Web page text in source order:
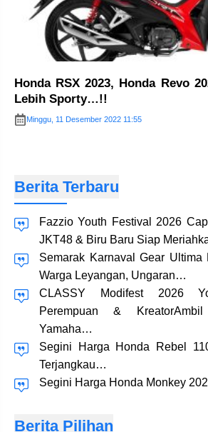
Honda RSX 2023, Honda Revo
Lebih Sporty…!!
Minggu, 11 Desember 2022 11:55
Berita Terbaru
Fazzio Youth Festival 2026
JKT48 & Biru Baru Siap
Semarak Karnaval Gear Ultima
Warga Leyangan, Ungaran…
CLASSY Modifest 2026
Perempuan &
Yamaha…
Segini Harga Honda Rebel
Terjangkau…
Segini Harga Honda Monkey
Berita Pilihan